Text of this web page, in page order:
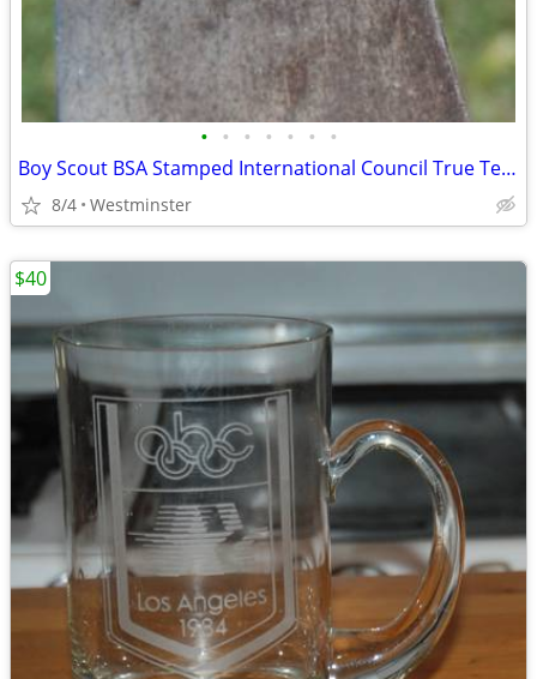
• • • • • • •
Boy Scout BSA Stamped International Council True Temper Camp Hatchet
8/4 Westminster
$40